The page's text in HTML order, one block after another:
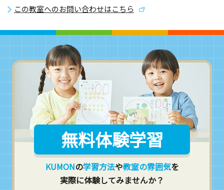
この教室へのお問い合わせはこちら
無料体験学習
KUMONの学習方法や教室の雰囲気を
実際に体験してみませんか？